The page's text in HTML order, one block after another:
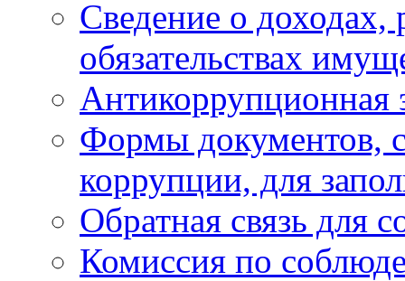
Сведение о доходах,
обязательствах
Антикоррупционная
Формы документов,
коррупции, для
Обратная связь для
Комиссия по